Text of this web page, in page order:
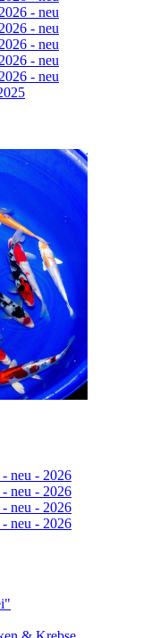
- neu
- neu
- neu
- neu
- neu
neu - 2026
neu - 2026
neu - 2026
neu - 2026